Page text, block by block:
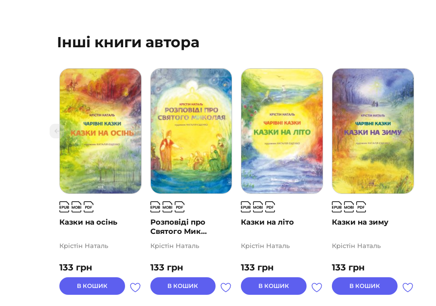
Інші книги автора
Казки на осінь
133 грн
Крістін Наталь
В КОШИК
Розповіді про
Святого Мик...
133 грн
Крістін Наталь
В КОШИК
Казки на літо
133 грн
Крістін Наталь
В КОШИК
Казки на зиму
133 грн
Крістін Наталь
В КОШИК